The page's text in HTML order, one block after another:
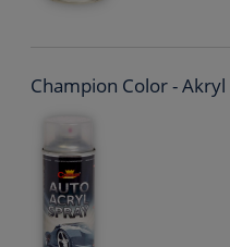
Champion Color -